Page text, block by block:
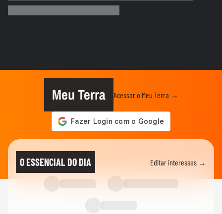
Tarcísio e Haddad não vire...
Sinal de positivo e bate-papo: Tarcísio vai
a púlpito de Haddad...
Marina Silva pede que debate entre
Tarcísio e Haddad não seja...
Cinegrafista da GloboNews é retirado da
cobertura de debate na...
Meu Terra Acessar o Meu Terra →
O ESSENCIAL DO DIA Editar interesses →